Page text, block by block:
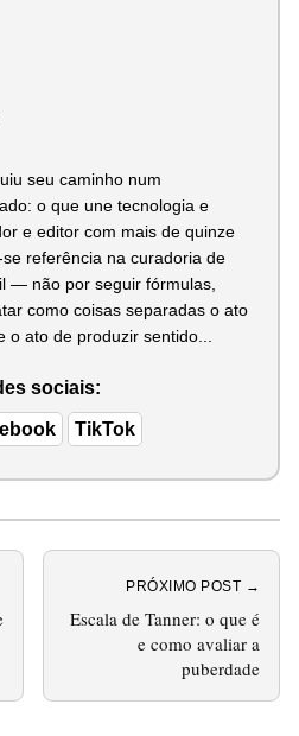
seu caminho num
o que une tecnologia e
e editor com mais de quinze
referência na curadoria de
— não por seguir fórmulas,
como coisas separadas o ato
ato de produzir sentido...
sociais:
TikTok
PRÓXIMO POST →
Escala de Tanner: o que é
e como avaliar a
puberdade